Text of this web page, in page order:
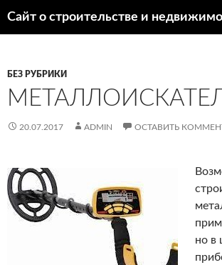
Сайт о строительстве и
БЕЗ РУБРИКИ
20.07.2017 ADMIN ОСТАВИТЬ
но в